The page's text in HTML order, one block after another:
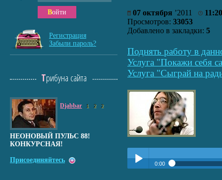
07 октября ’2011
11:20
Просмотров: 33053
Добавлено в закладки: 5
Поднять работу в
Услуга "Покажи себя
Услуга "Сыграй на
0:00
Войти
Регистрация
Забыли пароль?
Трибуна сайта
Djabbar 1 2 2
НЕОНОВЫЙ ПУЛЬС 88!
КОНКУРСНАЯ!
Присоединяйтесь